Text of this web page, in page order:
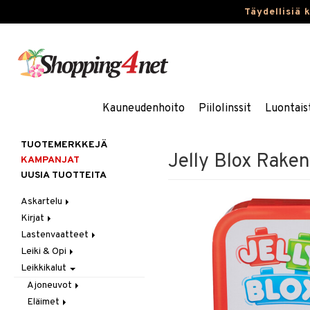
Täydellisiä
Kauneudenhoito Piilolinssit
Jelly Blox
TUOTEMERKKEJÄ
KAMPANJAT
UUSIA TUOTTEITA
Askartelu
Askartelumateriaalit
Askartelusetti
Helmet
Koulutarvikkeet
Muovailuvaha
Piirrä ja maalaa
Kirjat
Askartelukirjat
Maalauskirjat
Päiväkirjat
Lastenvaatteet
Alaosat
Leggingsit
Alusvaatteet & Sukat
Kengät
Mekot
Leiki & Opi
Opetuslelut
Oppimispelit
Soittimet
Leikkikalut
Ajoneuvot
Autoradat
Eläimet